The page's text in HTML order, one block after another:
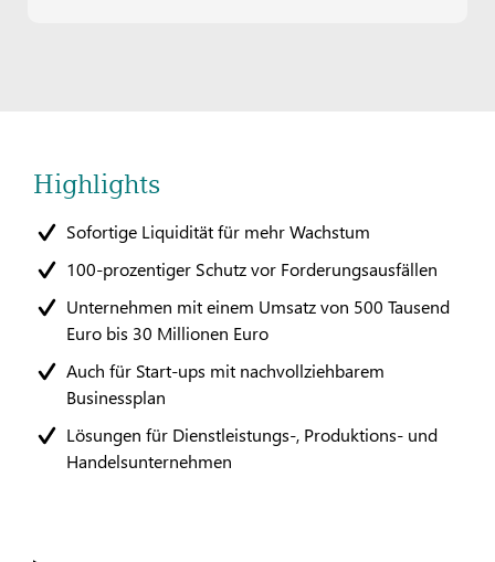
Highlights
Sofortige Liquidität für mehr Wachstum
100-prozentiger Schutz vor Forderungsausfällen
Unternehmen mit einem Umsatz von 500 Tausend
Euro bis 30 Millionen Euro
Auch für Start-ups mit nachvollziehbarem
Businessplan
Lösungen für Dienstleistungs-, Produktions- und
Handelsunternehmen